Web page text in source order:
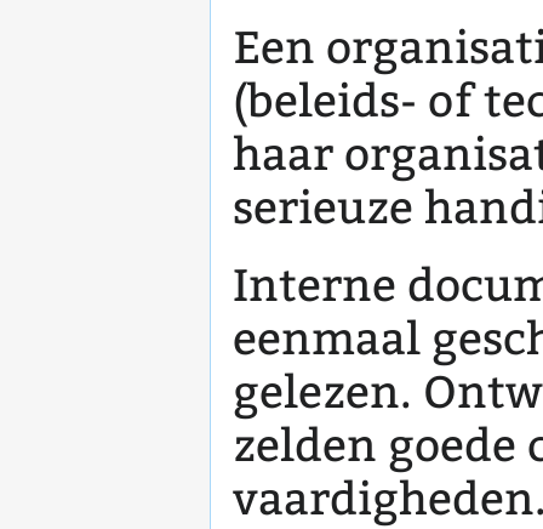
Een
(beleids- of
haar
serieuze
Interne
eenmaal
gelezen.
zelden